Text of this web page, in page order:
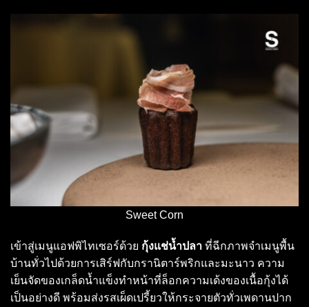
Sweet Corn
เข้าสู่เมนูแอฟพิไทเซอร์ด้วย กุ้งแช่น้ำปลา ที่ฉีกภาพจำเมนูพื้น
บ้านทั่วไปด้วยการเสิร์ฟกับกรานิตาร์พริกและมะนาว ความ
เย็นจัดของเกล็ดน้ำแข็งทำหน้าที่ล็อกความเด้งของเนื้อกุ้งได้
เป็นอย่างดี พร้อมส่งรสเผ็ดเปรี้ยวให้กระจายตัวทั่วเพดานปาก